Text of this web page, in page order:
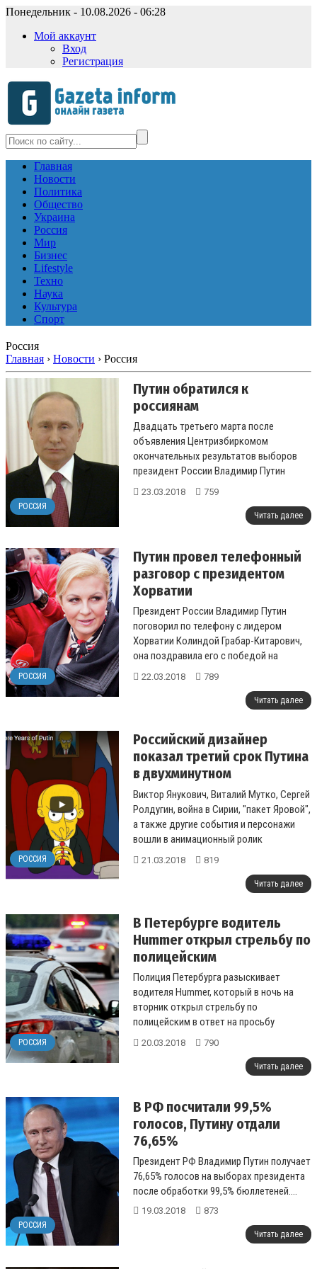
Понедельник - 10.08.2026 - 06:28
Мой аккаунт
Вход
Регистрация
Главная
Новости
Политика
Общество
Украина
Россия
Мир
Бизнес
Lifestyle
Техно
Наука
Культура
Спорт
Россия
Главная › Новости › Россия
РОССИЯ
Путин обратился к
россиянам
Двадцать третьего марта после
объявления Центризбиркомом
окончательных результатов выборов
президент России Владимир Путин
выступил с обращением к гражданам. ...
23.03.2018 759
Читать далее
РОССИЯ
Путин провел телефонный
разговор с президентом
Хорватии
Президент России Владимир Путин
поговорил по телефону с лидером
Хорватии Колиндой Грабар-Китарович,
она поздравила его с победой на
выборах, а также подтвердила
22.03.2018 789
Читать далее
РОССИЯ
Российский дизайнер
показал третий срок Путина
в двухминутном
мультфильме. Видео
Виктор Янукович, Виталий Мутко, Сергей
Ролдугин, война в Сирии, "пакет Яровой",
а также другие события и персонажи
вошли в анимационный ролик
российского дизайнера Егора ...
21.03.2018 819
Читать далее
РОССИЯ
В Петербурге водитель
Hummer открыл стрельбу по
полицейским
Полиция Петербурга разыскивает
водителя Hummer, который в ночь на
вторник открыл стрельбу по
полицейским в ответ на просьбу
открыть багажник, никто не пострадал,
20.03.2018 790
Читать далее
РОССИЯ
В РФ посчитали 99,5%
голосов, Путину отдали
76,65%
Президент РФ Владимир Путин получает
76,65% голосов на выборах президента
после обработки 99,5% бюллетеней....
19.03.2018 873
Читать далее